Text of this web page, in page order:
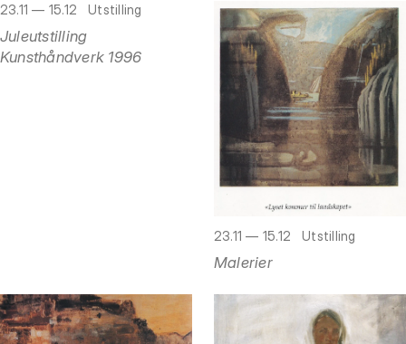
23.11 — 15.12 Utstilling
Juleutstilling
Kunsthåndverk 1996
23.11 — 15.12 Utstilling
Malerier